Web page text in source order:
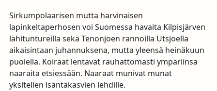
Sirkumpolaarisen mutta harvinaisen
lapinkeltaperhosen voi Suomessa havaita Kilpisjärven
lähituntureilla sekä Tenonjoen rannoilla Utsjoella
aikaisintaan juhannuksena, mutta yleensä heinäkuun
puolella. Koiraat lentävät rauhattomasti ympäriinsä
naaraita etsiessään. Naaraat munivat munat
yksitellen isäntäkasvien lehdille.